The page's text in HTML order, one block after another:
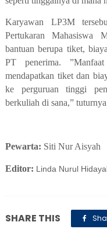
Karyawan LP3M
Pertukaran Mahasiswa
bantuan berupa tiket,
PT penerima.
mendapatkan tiket dan
ke perguruan tinggi
berkuliah di sana,”
Pewarta: Siti Nur Aisyah
Editor: Linda Nurul
SHARE THIS